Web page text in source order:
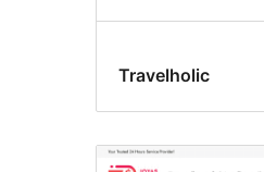
Travelholic